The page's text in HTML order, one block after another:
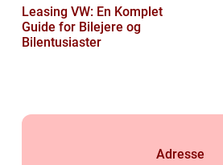
Leasing VW: En Komplet
Guide for Bilejere og
Bilentusiaster
Adresse